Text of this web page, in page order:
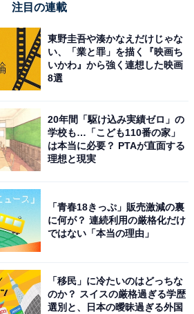
注目の連載
東野圭吾や湊かなえだけじゃな
い、「業と罪」を描く『映画ち
いかわ』から強く連想した映画
8選
20年間「駆け込み実績ゼロ」の
学校も…「こども110番の家」
は本当に必要？ PTAが直面する
理想と現実
「青春18きっぷ」販売激減の裏
に何が？ 連続利用の厳格化だけ
ではない「本当の理由」
「移民」に冷たいのはどっちな
のか？ スイスの厳格過ぎる学歴
選別と、日本の曖昧過ぎる外国